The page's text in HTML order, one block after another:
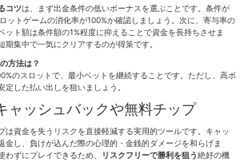
コツは、まず出金条件の低いボーナスを選ぶことです。条件が
ットゲームの消化率が100%か確認しましょう。次に、寄与率の
ット額は条件額の1%程度に抑えることで資金を長持ちさせま
集中で一気にクリアするのが得策です。
方法は？
のスロットで、最小ベットを継続することです。ただし、高ボ
した払い出しを狙いましょう。
ャッシュバックや無料チップ
は資金を失うリスクを直接軽減する実用的ツールです。キャッ
金し、負けが込んだ際の心理的・金銭的ダメージを和らげま
ずにプレイできるため、
リスクフリーで勝利を狙う絶好の機